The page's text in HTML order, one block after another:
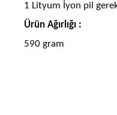
‎1 Lityum İyon pil
Ürün Ağırlığı :
590 gram